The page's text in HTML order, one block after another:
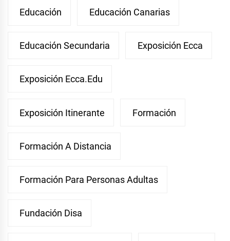
Educación Educación Canarias
Educación Secundaria Exposición Ecca
Exposición Ecca.edu
Exposición Itinerante Formación
Formación A Distancia
Formación Para Personas Adultas
Fundación Disa